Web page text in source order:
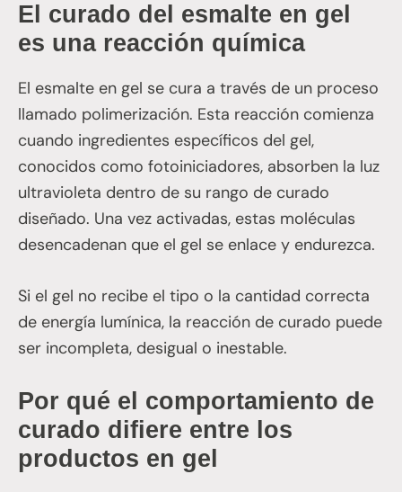
El curado del esmalte en gel
es una reacción química
El esmalte en gel se cura a través de un proceso
llamado polimerización. Esta reacción comienza
cuando ingredientes específicos del gel,
conocidos como fotoiniciadores, absorben la luz
ultravioleta dentro de su rango de curado
diseñado. Una vez activadas, estas moléculas
desencadenan que el gel se enlace y endurezca.
Si el gel no recibe el tipo o la cantidad correcta
de energía lumínica, la reacción de curado puede
ser incompleta, desigual o inestable.
Por qué el comportamiento de
curado difiere entre los
productos en gel